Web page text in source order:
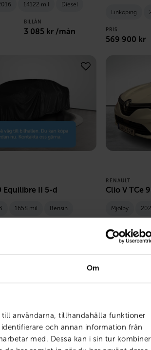
Om
användarna, tillhandahålla funktioner
och annan information från
med. Dessa kan i sin tur
14122 mil Diesel
BILLÅN
3 085 kr /mån
Linköping
PRIS
569 900 kr
Equilibre II 5-d
1658 mil Bensin
RENAULT
Clio V TCe
Mjölby
149 800kr